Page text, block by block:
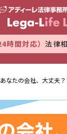
間対応）法律相
あなたの会社、大丈夫